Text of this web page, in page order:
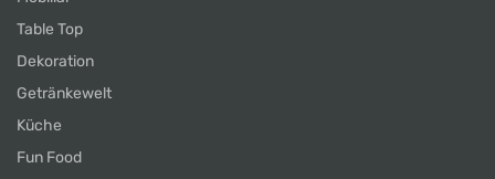
Table Top
Dekoration
Getränkewelt
Küche
Fun Food